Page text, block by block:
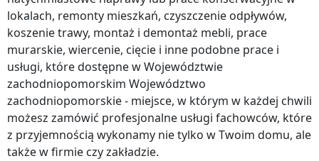
lokalach, remonty mieszkań, czyszczenie odpływów,
koszenie trawy, montaż i demontaż mebli, prace
murarskie, wiercenie, cięcie i inne podobne prace i
usługi, które dostępnew Województwie
zachodniopomorskim Województwo
zachodniopomorskie- miejsce, w którym w każdej chwili
możesz zamówić profesjonalne usługi fachowców, które
z przyjemnością wykonamy nie tylko w Twoim domu, ale
także w firmie czy zakładzie.